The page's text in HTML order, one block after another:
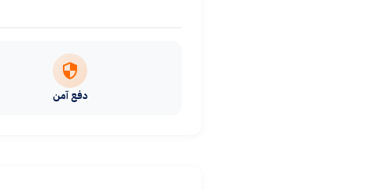
دفع آمن